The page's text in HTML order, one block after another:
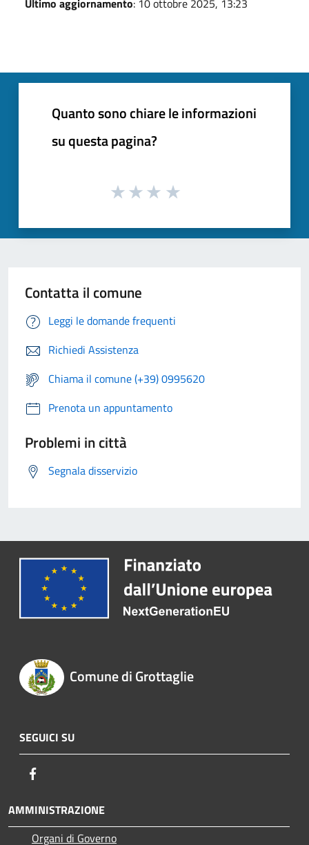
Quanto sono chiare le informazioni
su questa pagina?
Contatta il comune
Leggi le domande frequenti
Richiedi Assistenza
Chiama il comune (+39) 0995620
Prenota un appuntamento
Problemi in città
Segnala disservizio
Comune di Grottaglie
SEGUICI SU
AMMINISTRAZIONE
Organi di Governo